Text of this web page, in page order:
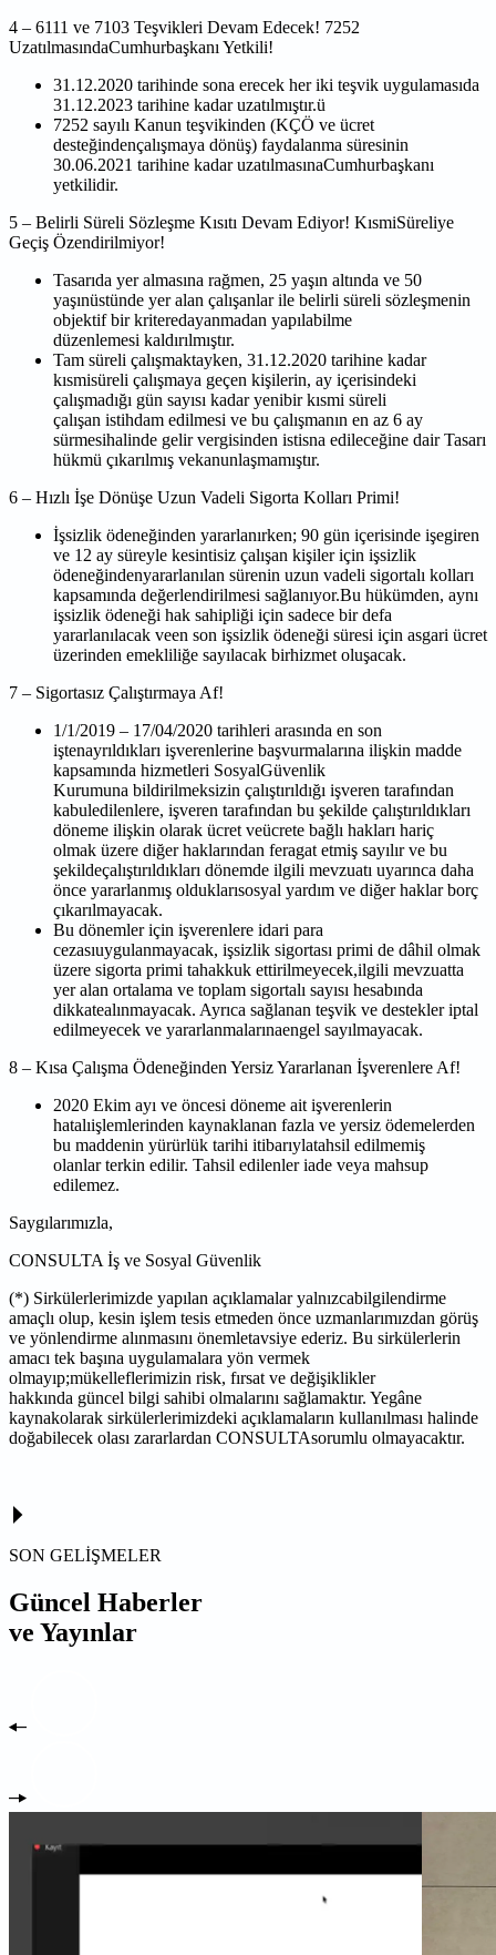
4 – 6111 ve 7103 Teşvikleri Devam Edecek! 7252
UzatılmasındaCumhurbaşkanı Yetkili!
31.12.2020 tarihinde sona erecek her iki teşvik uygulamasıda
31.12.2023 tarihine kadar uzatılmıştır.ü
7252 sayılı Kanun teşvikinden (KÇÖ ve ücret
desteğindençalışmaya dönüş) faydalanma süresinin
30.06.2021 tarihine kadar uzatılmasınaCumhurbaşkanı
yetkilidir.
5 – Belirli Süreli Sözleşme Kısıtı Devam Ediyor! KısmiSüreliye
Geçiş Özendirilmiyor!
Tasarıda yer almasına rağmen, 25 yaşın altında ve 50
yaşınüstünde yer alan çalışanlarile belirli süreli sözleşmenin
objektif bir kriteredayanmadan yapılabilme
düzenlemesi kaldırılmıştır.
Tam süreli çalışmaktayken, 31.12.2020 tarihine kadar
kısmisüreli çalışmaya geçen kişilerin, ay içerisindeki
çalışmadığı gün sayısı kadar yenibir kısmi süreli
çalışan istihdam edilmesi ve bu çalışmanın en az 6 ay
sürmesihalinde gelir vergisinden istisna edileceğine dair Tasarı
hükmü çıkarılmış vekanunlaşmamıştır.
6 – Hızlı İşe Dönüşe Uzun Vadeli Sigorta Kolları Primi!
İşsizlik ödeneğinden yararlanırken; 90 gün içerisinde işegiren
ve 12 ay süreyle kesintisiz çalışan kişiler için işsizlik
ödeneğindenyararlanılan sürenin uzun vadeli sigortalı kolları
kapsamında değerlendirilmesi sağlanıyor.Bu hükümden, aynı
işsizlik ödeneği hak sahipliği için sadece bir defa
yararlanılacak veen son işsizlik ödeneği süresi için asgari ücret
üzerinden emekliliğe sayılacak birhizmet oluşacak.
7 – Sigortasız Çalıştırmaya Af!
1/1/2019 – 17/04/2020 tarihleri arasında en son
iştenayrıldıkları işverenlerine başvurmalarına ilişkin madde
kapsamında hizmetleri SosyalGüvenlik
Kurumuna bildirilmeksizin çalıştırıldığı işveren tarafından
kabuledilenlere, işveren tarafından bu şekilde çalıştırıldıkları
döneme ilişkin olarak ücret veücrete bağlı hakları hariç
olmak üzere diğer haklarından feragat etmiş sayılır ve bu
şekildeçalıştırıldıkları dönemde ilgili mevzuatı uyarınca daha
önce yararlanmış olduklarısosyal yardım ve diğer haklarborç
çıkarılmayacak.
Bu dönemler için işverenlere idari para
cezasıuygulanmayacak, işsizlik sigortası primi de dâhil olmak
üzere sigorta primi tahakkuk ettirilmeyecek,ilgili mevzuatta
yer alan ortalama ve toplam sigortalı sayısı hesabında
dikkatealınmayacak. Ayrıca sağlanan teşvik ve destekler iptal
edilmeyecek ve yararlanmalarınaengel sayılmayacak.
8 – Kısa Çalışma Ödeneğinden Yersiz Yararlanan İşverenlere Af!
2020 Ekim ayı ve öncesi döneme ait işverenlerin
hatalıişlemlerinden kaynaklanan fazla ve yersiz ödemelerden
bu maddenin yürürlük tarihi itibarıylatahsil edilmemiş
olanlarterkin edilir. Tahsil edilenler iade veya mahsup
edilemez.
Saygılarımızla,
CONSULTA İş ve Sosyal Güvenlik
(*) Sirkülerlerimizde yapılan açıklamalar yalnızcabilgilendirme
amaçlı olup, kesin işlem tesis etmeden önce uzmanlarımızdan görüş
ve yönlendirme alınmasını önemletavsiye ederiz. Bu sirkülerlerin
amacı tek başına uygulamalara yön vermek
olmayıp;mükelleflerimizin risk, fırsat ve değişiklikler
hakkında güncel bilgi sahibi olmalarını sağlamaktır. Yegâne
kaynakolarak sirkülerlerimizdeki açıklamaların kullanılması halinde
doğabilecek olası zararlardan CONSULTAsorumlu olmayacaktır.
SON GELİŞMELER
Güncel Haberler
ve Yayınlar